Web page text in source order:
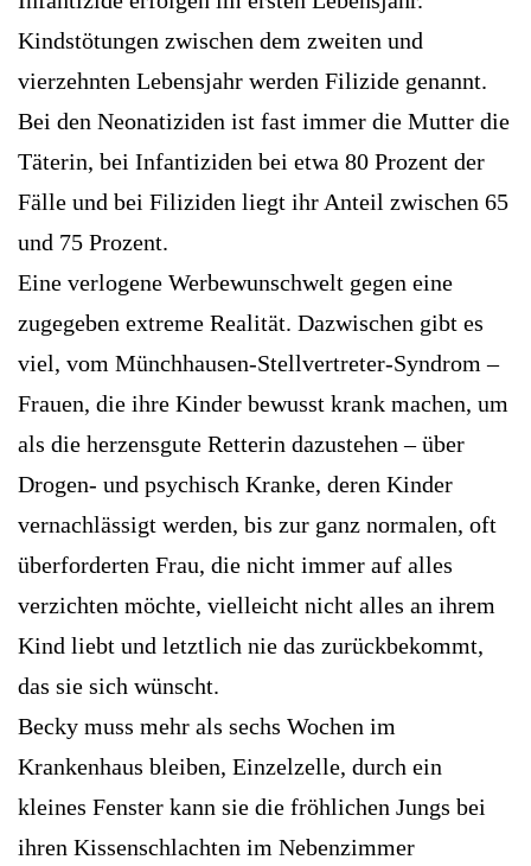
Kindstötungen zwischen dem zweiten und
vierzehnten Lebensjahr werden Filizide genannt.
Bei den Neonatiziden ist fast immer die Mutter die
Täterin, bei Infantiziden bei etwa 80 Prozent der
Fälle und bei Filiziden liegt ihr Anteil zwischen 65
und 75 Prozent.
Eine verlogene Werbewunschwelt gegen eine
zugegeben extreme Realität. Dazwischen gibt es
viel, vom Münchhausen-Stellvertreter-Syndrom –
Frauen, die ihre Kinder bewusst krank machen, um
als die herzensgute Retterin dazustehen – über
Drogen- und psychisch Kranke, deren Kinder
vernachlässigt werden, bis zur ganz normalen, oft
überforderten Frau, die nicht immer auf alles
verzichten möchte, vielleicht nicht alles an ihrem
Kind liebt und letztlich nie das zurückbekommt,
das sie sich wünscht.
Becky muss mehr als sechs Wochen im
Krankenhaus bleiben, Einzelzelle, durch ein
kleines Fenster kann sie die fröhlichen Jungs bei
ihren Kissenschlachten im Nebenzimmer